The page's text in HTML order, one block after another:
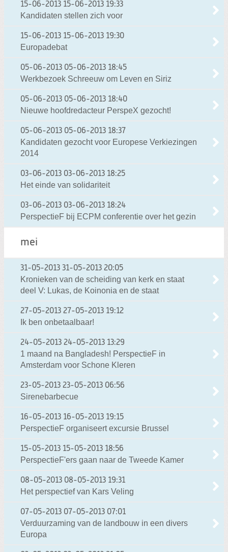
15-06-2013 15-06-2013 19:33
Kandidaten stellen zich voor
15-06-2013 15-06-2013 19:30
Europadebat
05-06-2013 05-06-2013 18:45
Werkbezoek Schreeuw om Leven en Siriz
05-06-2013 05-06-2013 18:40
Nieuwe hoofdredacteur PerspeX gezocht!
05-06-2013 05-06-2013 18:37
Kandidaten gezocht voor Europese Verkiezingen
2014
03-06-2013 03-06-2013 18:25
Het einde van solidariteit
03-06-2013 03-06-2013 18:24
PerspectieF bij ECPM conferentie over het gezin
mei
31-05-2013 31-05-2013 20:05
Kronieken van de scheiding van kerk en staat
deel V: Lukas, de Koinonia en de staat
27-05-2013 27-05-2013 19:12
Ik ben onbetaalbaar!
24-05-2013 24-05-2013 13:29
1 maand na Bangladesh! PerspectieF in
Amsterdam voor Schone Kleren
23-05-2013 23-05-2013 06:56
Sirenebarbecue
16-05-2013 16-05-2013 19:15
PerspectieF organiseert excursie Brussel
15-05-2013 15-05-2013 18:56
PerspectieF'ers gaan naar de Tweede Kamer
08-05-2013 08-05-2013 19:31
Het perspectief van Kars Veling
07-05-2013 07-05-2013 07:01
Verduurzaming van de landbouw in een divers
Europa